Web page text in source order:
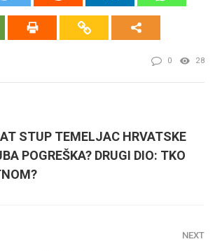
0 28
STUP TEMELJAC HRVATSKE
POGREŠKA? DRUGI DIO: TKO
NEXT